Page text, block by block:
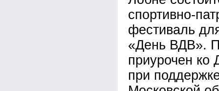
спортивно-
фестиваль
«День ВДВ».
приурочен
при